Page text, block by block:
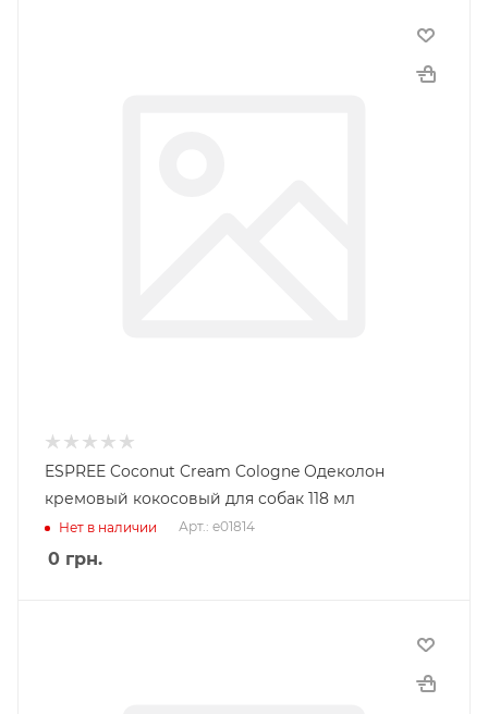
ESPREE Coconut Cream Cologne Одеколон
кремовый кокосовый для собак 118 мл
Нет в наличии Арт.: e01814
0 грн.